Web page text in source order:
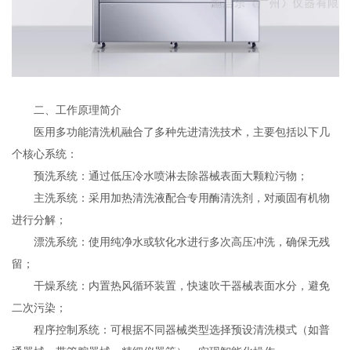
二、工作原理简介
医用多功能清洗机融合了多种先进清洗技术，主要包括以下几
个核心系统：
预洗系统：通过低压冷水喷淋去除器械表面大颗粒污物；
主洗系统：采用加热清洗液配合专用酶清洗剂，对顽固有机物
进行分解；
漂洗系统：使用纯净水或软化水进行多次高压冲洗，确保无残
留；
干燥系统：内置热风循环装置，快速吹干器械表面水分，避免
二次污染；
程序控制系统：可根据不同器械类型选择预设清洗模式（如普